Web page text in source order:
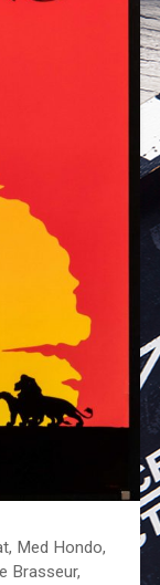
Med Hondo,
Brasseur,